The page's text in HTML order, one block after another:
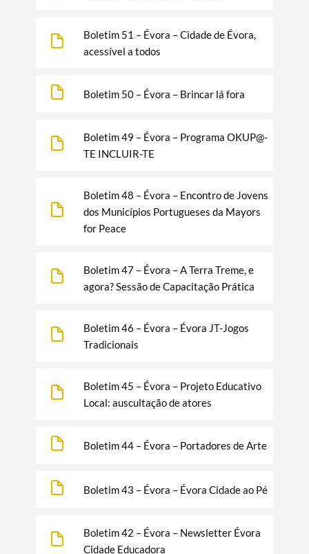
Boletim 51 – Évora – Cidade de Évora,
acessível a todos
Boletim 50 – Évora – Brincar lá fora
Boletim 49 – Évora – Programa OKUP@-
TE INCLUIR-TE
Boletim 48 – Évora – Encontro de Jovens
dos Municípios Portugueses da Mayors
for Peace
Boletim 47 – Évora – A Terra Treme, e
agora? Sessão de Capacitação Prática
Boletim 46 – Évora – Évora JT-Jogos
Tradicionais
Boletim 45 – Évora – Projeto Educativo
Local: auscultação de atores
Boletim 44 – Évora – Portadores de Arte
Boletim 43 – Évora – Évora Cidade ao Pé
Boletim 42 – Évora – Newsletter Évora
Cidade Educadora